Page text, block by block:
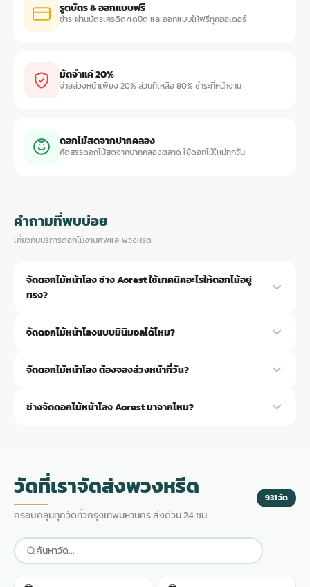
รูดบัตร & ออกแบบฟรี
ชำระผ่านบัตรเครดิต/เดบิต และออกแบบให้ฟรีทุกออเดอร์
มัดจำแค่ 20%
จ่ายล่วงหน้าเพียง 20% ส่วนที่เหลือ 80% ชำระที่หน้างาน
ดอกไม้สดจากปากคลอง
คัดสรรดอกไม้สดจากปากคลองตลาด ใช้ดอกไม้ใหม่ทุกวัน
คำถามที่พบบ่อย
เกี่ยวกับบริการดอกไม้งานศพและพวงหรีด
จัดดอกไม้หน้าโลง ช่าง Aorest ใช้เทคนิคอะไรให้ดอกไม้อยู่
ทรง?
ช่างใช้โอเอซิส (ฟองน้ำอุ้มน้ำ) เป็นฐานยึดก้านดอกไม้ให้อยู่ทรงตลอดวัน
จัดแบบแห้ง เทคนิคนี้ทำให้ดอกไม้หน้าโลงจาก Aorest สวยตลอดวันสวด
จัดดอกไม้หน้าโลงแบบมินิมอลได้ไหม?
ได้ครับ ช่าง Aorest จัดแบบมินิมอลด้วยดอกไม้ไม่กี่ชนิดแต่จัดวางอย่างมี
เต็มเพราะใช้ดอกไม้น้อยกว่า เริ่มต้น 4,500 บาท แจ้งสไตล์ที่ต้องการทาง
จัดดอกไม้หน้าโลง ต้องจองล่วงหน้ากี่วัน?
แนะนำ 1 วันล่วงหน้าเพื่อให้ช่างเตรียมดอกไม้สดที่สุดครับ แต่สั่งด่วนวัน
ช่างจัดดอกไม้หน้าโลง Aorest มาจากไหน?
โลงทุกรูปแบบ เจ้าภาพมั่นใจได้ในคุณภาพ
วัดที่เราจัดส่งพวงหรีด
ครอบคลุมทุกวัดทั่วกรุงเทพมหานคร ส่งด่วน 24 ชม.
931 วัด